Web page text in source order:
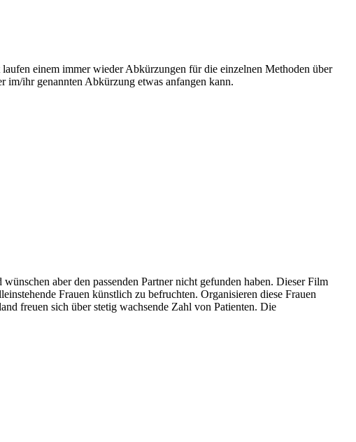
einem immer wieder Abkürzungen für die einzelnen Methoden über
im/ihr genannten Abkürzung etwas anfangen kann.
aber den passenden Partner nicht gefunden haben. Dieser Film
Frauen künstlich zu befruchten. Organisieren diese Frauen
freuen sich über stetig wachsende Zahl von Patienten. Die